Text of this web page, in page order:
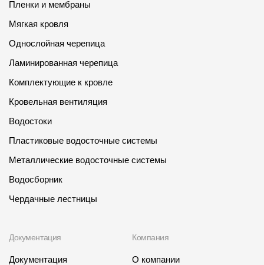
Пленки и мембраны
Мягкая кровля
Однослойная черепица
Ламинированная черепица
Комплектующие к кровле
Кровельная вентиляция
Водостоки
Пластиковые водосточные системы
Металлические водосточные системы
Водосборник
Чердачные лестницы
Документация
Документация
Компания
О компании